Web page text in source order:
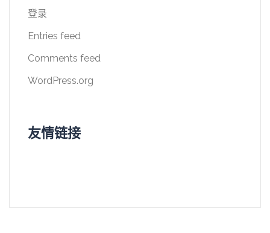
登录
Entries feed
Comments feed
WordPress.org
友情链接